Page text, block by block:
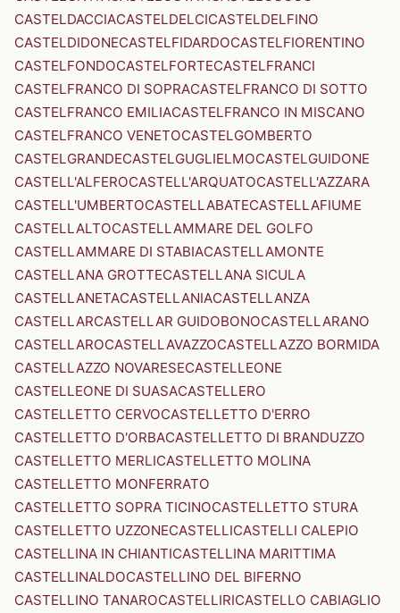
CASTELDACCIACASTELDELCICASTELDELFINO
CASTELDIDONECASTELFIDARDOCASTELFIORENTINO
CASTELFONDOCASTELFORTECASTELFRANCI
CASTELFRANCO DI SOPRACASTELFRANCO DI SOTTO
CASTELFRANCO EMILIACASTELFRANCO IN MISCANO
CASTELFRANCO VENETOCASTELGOMBERTO
CASTELGRANDECASTELGUGLIELMOCASTELGUIDONE
CASTELL'ALFEROCASTELL'ARQUATOCASTELL'AZZARA
CASTELL'UMBERTOCASTELLABATECASTELLAFIUME
CASTELLALTOCASTELLAMMARE DEL GOLFO
CASTELLAMMARE DI STABIACASTELLAMONTE
CASTELLANA GROTTECASTELLANA SICULA
CASTELLANETACASTELLANIACASTELLANZA
CASTELLARCASTELLAR GUIDOBONOCASTELLARANO
CASTELLAROCASTELLAVAZZOCASTELLAZZO BORMIDA
CASTELLAZZO NOVARESECASTELLEONE
CASTELLEONE DI SUASACASTELLERO
CASTELLETTO CERVOCASTELLETTO D'ERRO
CASTELLETTO D'ORBACASTELLETTO DI BRANDUZZO
CASTELLETTO MERLICASTELLETTO MOLINA
CASTELLETTO MONFERRATO
CASTELLETTO SOPRA TICINOCASTELLETTO STURA
CASTELLETTO UZZONECASTELLICASTELLI CALEPIO
CASTELLINA IN CHIANTICASTELLINA MARITTIMA
CASTELLINALDOCASTELLINO DEL BIFERNO
CASTELLINO TANAROCASTELLIRICASTELLO CABIAGLIO